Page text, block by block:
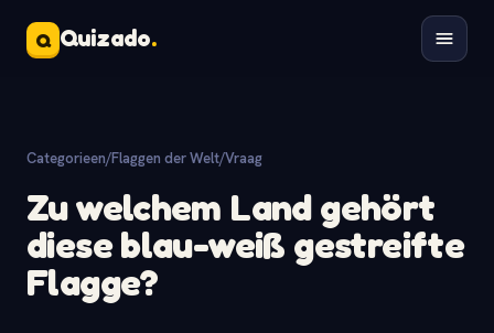
Q Quizado.
Categorieen/Flaggen der Welt/Vraag
Zu welchem Land gehört
diese blau-weiß gestreifte
Flagge?